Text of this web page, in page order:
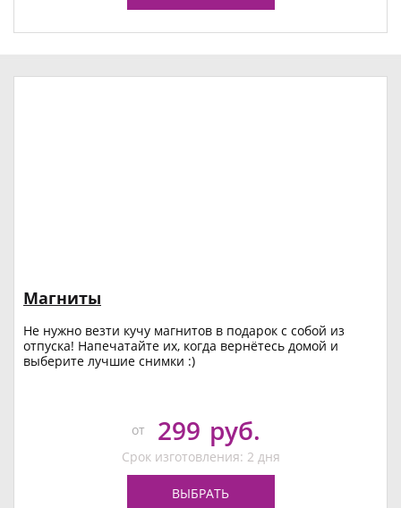
Магниты
Не нужно везти кучу магнитов в подарок с собой из
отпуска! Напечатайте их, когда вернётесь домой и
выберите лучшие снимки :)
от 299 руб.
Срок изготовления: 2 дня
ВЫБРАТЬ